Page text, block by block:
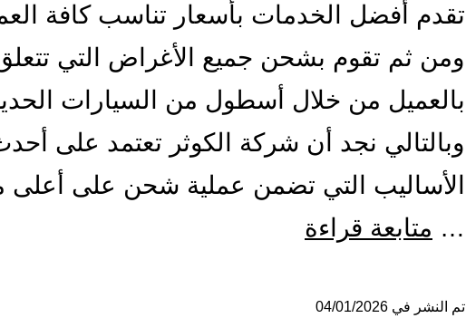
تقدم أفضل الخدمات بأسعار تناسب كافة
ومن ثم تقوم بشحن جميع الأغراض التي
بالعميل من خلال أسطول من السيارات
وبالتالي نجد أن شركة الكوثر تعتمد على
الأساليب التي تضمن عملية شحن على أعلى
… متابعة قراءة
تم النشر في 04/01/2026